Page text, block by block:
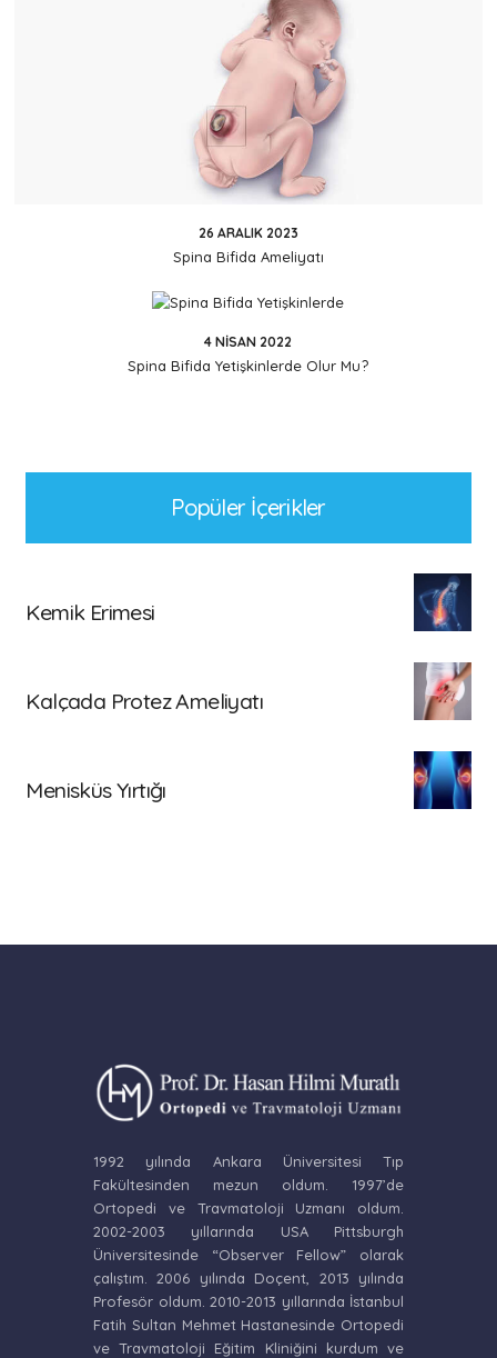
26 ARALIK 2023
Spina Bifida Ameliyatı
4 NISAN 2022
Spina Bifida Yetişkinlerde Olur Mu?
Popüler İçerikler
Kemik Erimesi
Kalçada Protez Ameliyatı
Menisküs Yırtığı
1992 yılında Ankara Üniversitesi Tıp
Fakültesinden mezun oldum. 1997’de
Ortopedi ve Travmatoloji Uzmanı oldum.
2002-2003 yıllarında USA Pittsburgh
Üniversitesinde “Observer Fellow” olarak
çalıştım. 2006 yılında Doçent, 2013 yılında
Profesör oldum. 2010-2013 yıllarında İstanbul
Fatih Sultan Mehmet Hastanesinde Ortopedi
ve Travmatoloji Eğitim Kliniğini kurdum ve